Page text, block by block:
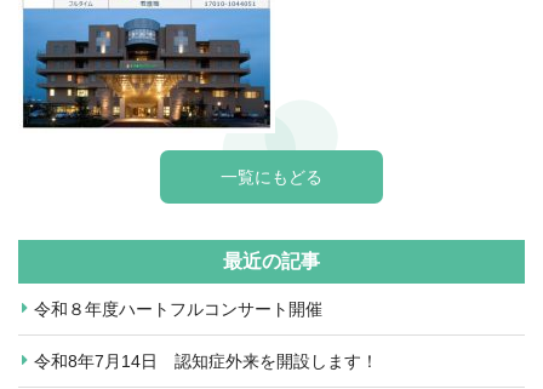
一覧にもどる
最近の記事
令和８年度ハートフルコンサート開催
令和8年7月14日 認知症外来を開設します！